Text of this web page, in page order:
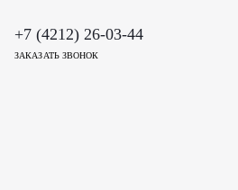
+7 (4212) 26-03-44
ЗАКАЗАТЬ ЗВОНОК